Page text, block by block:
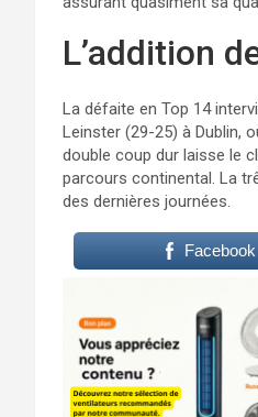
L’addition
La défaite en Top 14
Leinster (29-25) à Dublin,
double coup dur laisse le
parcours continental. La
des dernières journées.
Facebook